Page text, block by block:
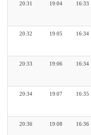
16:33
19:04
20:31
16:34
19:05
20:32
16:34
19:06
20:33
16:35
19:07
20:34
16:36
19:08
20:36